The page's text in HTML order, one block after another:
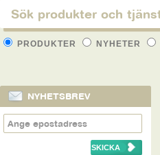
PRODUKTER NYHETER
NYHETSBREV